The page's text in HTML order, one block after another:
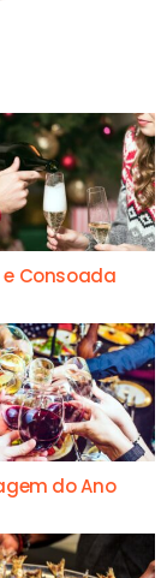
Consoada
do Ano